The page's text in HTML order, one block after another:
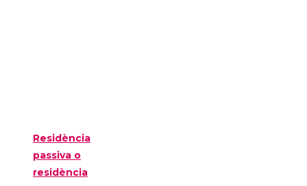
Residència
passiva o
residència